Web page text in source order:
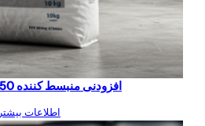
افزودنی منبسط کننده ECOMIX B450
اطلاعات بیشتر